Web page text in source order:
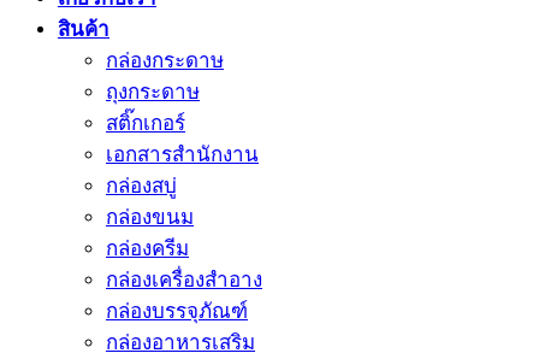
สินค้า
กล่องกระดาษ
ถุงกระดาษ
สติ๊กเกอร์
เอกสารสำนักงาน
กล่องสบู่
กล่องขนม
กล่องครีม
กล่องเครื่องสำอาง
กล่องบรรจุภัณฑ์
กล่องอาหารเสริม